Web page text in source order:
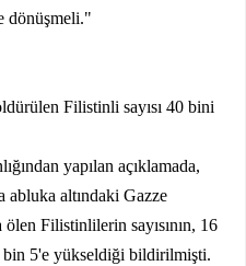
dönüşmeli."
Filistinli sayısı 40 bini
yapılan açıklamada,
altındaki Gazze
Filistinlilerin sayısının, 16
5'e yükseldiği bildirilmişti.